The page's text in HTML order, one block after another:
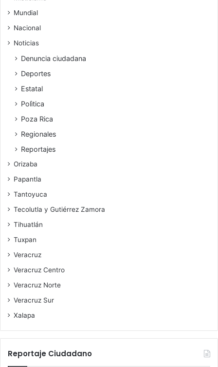
Mundial
Nacional
Noticias
Denuncia ciudadana
Deportes
Estatal
Polìtica
Poza Rica
Regionales
Reportajes
Orizaba
Papantla
Tantoyuca
Tecolutla y Gutiérrez Zamora
Tihuatlán
Tuxpan
Veracruz
Veracruz Centro
Veracruz Norte
Veracruz Sur
Xalapa
Reportaje Ciudadano